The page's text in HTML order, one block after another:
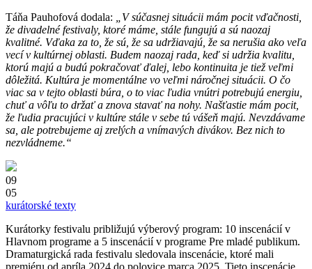
Táňa Pauhofová dodala:
„V súčasnej situácii mám pocit vďačnosti,
že divadelné festivaly, ktoré máme, stále fungujú a sú naozaj
kvalitné. Vďaka za to, že sú, že sa udržiavajú, že sa nerušia ako veľa
vecí v kultúrnej oblasti. Budem naozaj rada, keď si udržia kvalitu,
ktorú majú a budú pokračovať ďalej, lebo kontinuita je tiež veľmi
dôležitá. Kultúra je momentálne vo veľmi náročnej situácii. O čo
viac sa v tejto oblasti búra, o to viac ľudia vnútri potrebujú energiu,
chuť a vôľu to držať a znova stavať na nohy. Našťastie mám pocit,
že ľudia pracujúci v kultúre stále v sebe tú vášeň majú. Nevzdávame
sa, ale potrebujeme aj zrelých a vnímavých divákov. Bez nich to
nezvládneme.“
09
05
kurátorské texty
Kurátorky festivalu približujú výberový program: 10 inscenácií v
Hlavnom programe a 5 inscenácií v programe Pre mladé publikum.
Dramaturgická rada festivalu sledovala inscenácie, ktoré mali
premiéru od apríla 2024 do polovice marca 2025. Tieto inscenácie